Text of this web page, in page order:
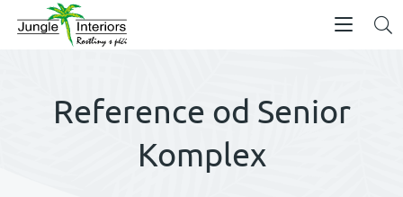
Reference od Senior
Komplex